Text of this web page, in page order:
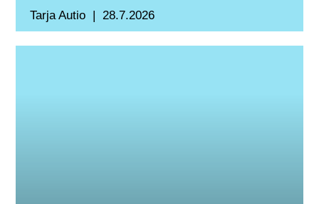
Tarja Autio 28.7.2026